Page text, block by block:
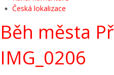
Česká lokalizace
Běh města
IMG_0206